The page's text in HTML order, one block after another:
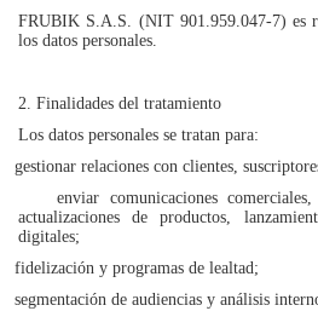
FRUBIK S.A.S. (NIT 901.959.047-7) es
los datos personales.
2. Finalidades del tratamiento
Los datos personales se tratan para:
gestionar relaciones con clientes,
enviar comunicaciones
actualizaciones de productos,
digitales;
fidelización y programas de lealtad;
segmentación de audiencias y análisis